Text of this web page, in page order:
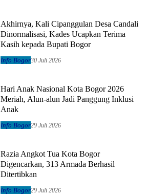
Akhirnya, Kali Cipanggulan Desa Candali
Dinormalisasi, Kades Ucapkan Terima
Kasih kepada Bupati Bogor
Info Bogor30 Juli 2026
Hari Anak Nasional Kota Bogor 2026
Meriah, Alun-alun Jadi Panggung Inklusi
Anak
Info Bogor29 Juli 2026
Razia Angkot Tua Kota Bogor
Digencarkan, 313 Armada Berhasil
Ditertibkan
Info Bogor29 Juli 2026